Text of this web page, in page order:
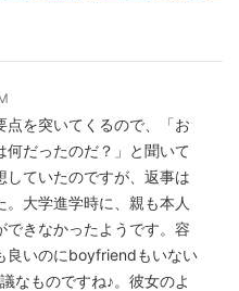
点を突いてくるので、「お
何だったのだ？」と聞いて
していたのですが、返事は
。大学進学時に、親も本人
できなかったようです。容
良いのにboyfriendもいない
なものですね♪。彼女のよ